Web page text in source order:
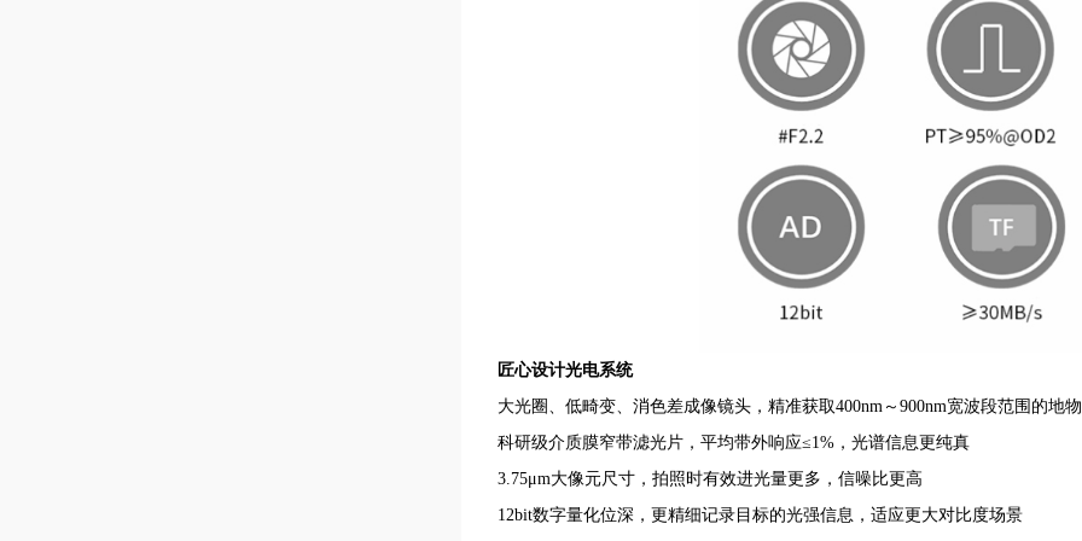
匠心设计光电系统
大光圈、低畸变、消色差成像镜头，精准获取400nm～900nm宽波段范围的地
科研级介质膜窄带滤光片，平均带外响应≤1%，光谱信息更纯真
3.75μm大像元尺寸，拍照时有效进光量更多，信噪比更高
12bit数字量化位深，更精细记录目标的光强信息，适应更大对比度场景